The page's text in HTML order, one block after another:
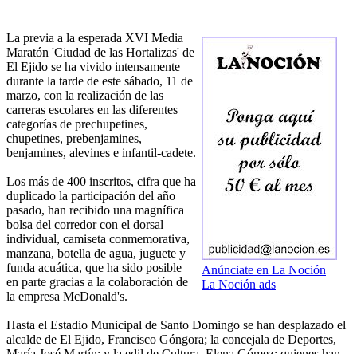
Anúnciate en La Noción
La Noción ads
La previa a la esperada XVI Media
Maratón 'Ciudad de las Hortalizas' de
El Ejido se ha vivido intensamente
durante la tarde de este sábado, 11 de
marzo, con la realización de las
carreras escolares en las diferentes
categorías de prechupetines,
chupetines, prebenjamines,
benjamines, alevines e infantil-cadete.
Los más de 400 inscritos, cifra que ha
duplicado la participación del año
pasado, han recibido una magnífica
bolsa del corredor con el dorsal
individual, camiseta conmemorativa,
manzana, botella de agua, juguete y
funda acuática, que ha sido posible
en parte gracias a la colaboración de
la empresa McDonald's.
Hasta el Estadio Municipal de Santo Domingo se han desplazado el
alcalde de El Ejido, Francisco Góngora; la concejala de Deportes,